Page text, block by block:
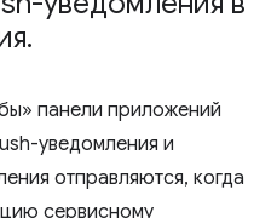
.
панели приложений
уведомления и
отправляются, когда
сервисному